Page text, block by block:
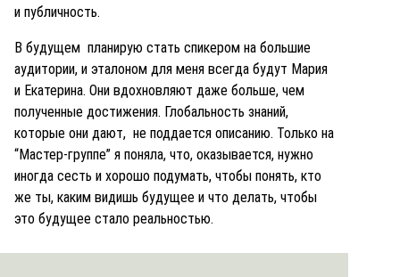
и публичность.
В будущем планирую стать спикером на большие
аудитории, и эталоном для меня всегда будут Мария
и Екатерина. Они вдохновляют даже больше, чем
полученные достижения. Глобальность знаний,
которые они дают, не поддается описанию. Только на
“Мастер-группе” я поняла, что, оказывается, нужно
иногда сесть и хорошо подумать, чтобы понять, кто
же ты, каким видишь будущее и что делать, чтобы
это будущее стало реальностью.